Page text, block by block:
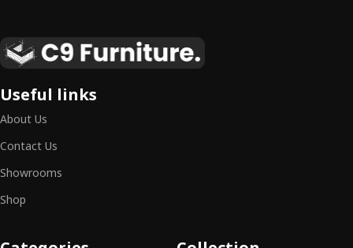
เหนือระดับ
เฟอร์นิเจอร์ไม้ไม่ใช่เพียงของตกแต่ง แต่เป็นงานศิลปะที่สะท้อนถึงรสนิยมและ
สามารถผสานความสวยงาม ความแข็งแรง และการใช้งานที่ตอบโจทย์ทุกความ
ต้องการได้อย่างลงตัว เฟอร์นิเจอร์ทุกชิ้นของเราผลิตจากวัสดุคุณภาพสูง ผ่าน
การตรวจสอบมาตรฐานอย่างเคร่งครัด
สิก และการใช้งานที่ยาวนาน
Useful links
About Us
Contact Us
Showrooms
Shop